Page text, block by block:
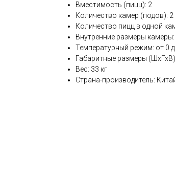
Вместимость (пицц): 2
Количество камер (подов): 2
Количество пицц в одной
Внутренние размеры
Температурный режим: от 0
Габаритные размеры
Вес: 33 кг
Страна-производитель: